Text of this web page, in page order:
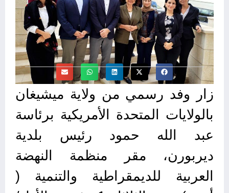
زار وفد رسمي من ولاية ميشيغان
بالولايات المتحدة الأمريكية برئاسة
عبد الله حمود رئيس بلدية
ديربورن، مقر منظمة النهضة
العربية للديمقراطية والتنمية (